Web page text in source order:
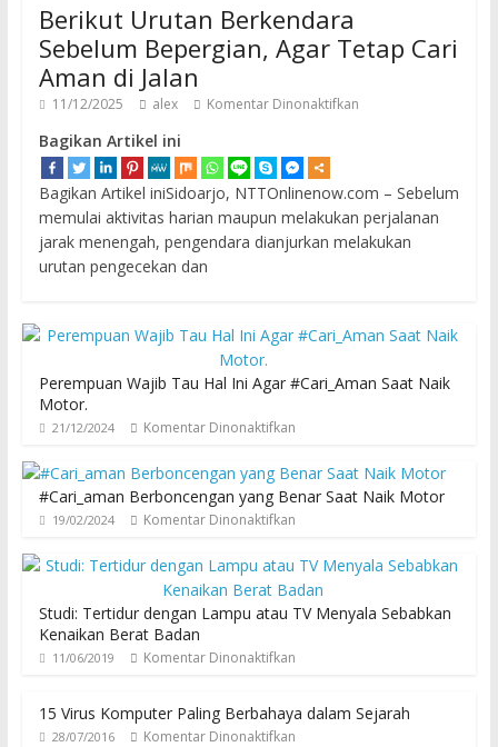
Berikut Urutan Berkendara
Sebelum Bepergian, Agar Tetap Cari
Aman di Jalan
11/12/2025 alex Komentar Dinonaktifkan
Bagikan Artikel ini
Bagikan Artikel iniSidoarjo, NTTOnlinenow.com – Sebelum
memulai aktivitas harian maupun melakukan perjalanan
jarak menengah, pengendara dianjurkan melakukan
urutan pengecekan dan
Perempuan Wajib Tau Hal Ini Agar #Cari_Aman Saat Naik
Motor.
21/12/2024 Komentar Dinonaktifkan
#Cari_aman Berboncengan yang Benar Saat Naik Motor
19/02/2024 Komentar Dinonaktifkan
Studi: Tertidur dengan Lampu atau TV Menyala Sebabkan
Kenaikan Berat Badan
11/06/2019 Komentar Dinonaktifkan
15 Virus Komputer Paling Berbahaya dalam Sejarah
28/07/2016 Komentar Dinonaktifkan